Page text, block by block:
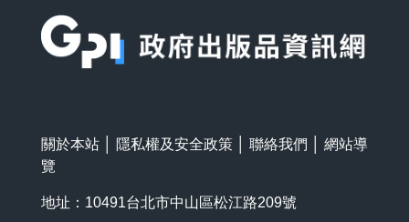
關於本站 隱私權及安全政策 聯絡我們
網站導
覽
地址：10491台北市中山區松江路209號